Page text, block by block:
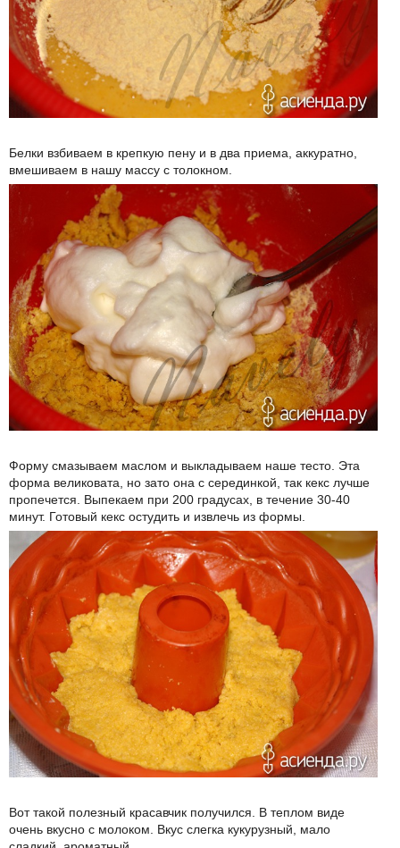
Белки взбиваем в крепкую пену и в два приема, аккуратно,
вмешиваем в нашу массу с толокном.
Форму смазываем маслом и выкладываем наше тесто. Эта
форма великовата, но зато она с серединкой, так кекс лучше
пропечется. Выпекаем при 200 градусах, в течение 30-40
минут. Готовый кекс остудить и извлечь из формы.
Вот такой полезный красавчик получился. В теплом виде
очень вкусно с молоком. Вкус слегка кукурузный, мало